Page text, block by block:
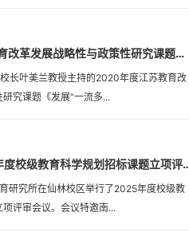
学校举行江苏省教育改革发展战略性与政策性研究课题结题鉴定会
长叶美兰教授主持的2020年度江苏教育改
究课题《发展“一流多...
高教所举行2025年度校级
研究所在仙林校区举行了2025年度校级教
评审会议。会议特邀南...